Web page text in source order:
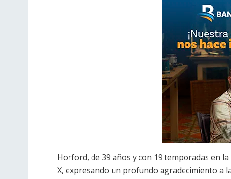
Horford, de 39 años y con 19 temporadas en
X, expresando un profundo agradecimiento a